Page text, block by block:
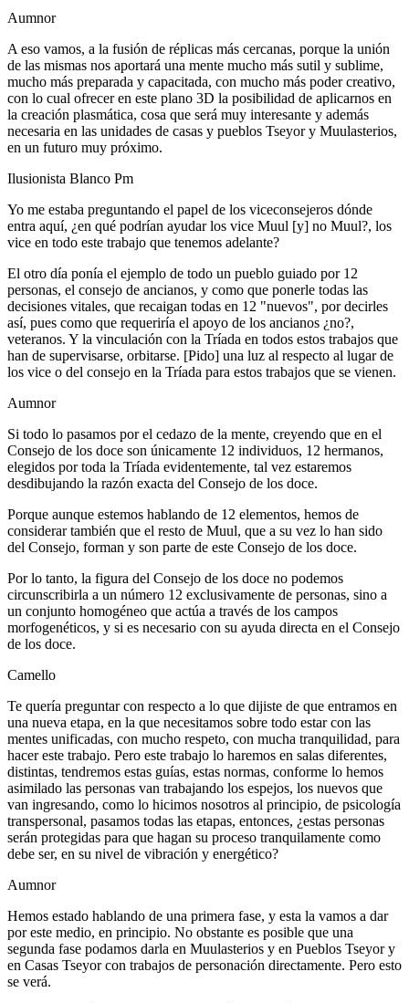
Aumnor
A eso vamos, a la fusión de réplicas más cercanas, porque la unión
de las mismas nos aportará una mente mucho más sutil y sublime,
mucho más preparada y capacitada, con mucho más poder creativo,
con lo cual ofrecer en este plano 3D la posibilidad de aplicarnos en
la creación plasmática, cosa que será muy interesante y además
necesaria en las unidades de casas y pueblos Tseyor y Muulasterios,
en un futuro muy próximo.
Ilusionista Blanco Pm
Yo me estaba preguntando el papel de los viceconsejeros dónde
entra aquí, ¿en qué podrían ayudar los vice Muul [y] no Muul?, los
vice en todo este trabajo que tenemos adelante?
El otro día ponía el ejemplo de todo un pueblo guiado por 12
personas, el consejo de ancianos, y como que ponerle todas las
decisiones vitales, que recaigan todas en 12 "nuevos", por decirles
así, pues como que requeriría el apoyo de los ancianos ¿no?,
veteranos. Y la vinculación con la Tríada en todos estos trabajos que
han de supervisarse, orbitarse. [Pido] una luz al respecto al lugar de
los vice o del consejo en la Tríada para estos trabajos que se vienen.
Aumnor
Si todo lo pasamos por el cedazo de la mente, creyendo que en el
Consejo de los doce son únicamente 12 individuos, 12 hermanos,
elegidos por toda la Tríada evidentemente, tal vez estaremos
desdibujando la razón exacta del Consejo de los doce.
Porque aunque estemos hablando de 12 elementos, hemos de
considerar también que el resto de Muul, que a su vez lo han sido
del Consejo, forman y son parte de este Consejo de los doce.
Por lo tanto, la figura del Consejo de los doce no podemos
circunscribirla a un número 12 exclusivamente de personas, sino a
un conjunto homogéneo que actúa a través de los campos
morfogenéticos, y si es necesario con su ayuda directa en el Consejo
de los doce.
Camello
Te quería preguntar con respecto a lo que dijiste de que entramos en
una nueva etapa, en la que necesitamos sobre todo estar con las
mentes unificadas, con mucho respeto, con mucha tranquilidad, para
hacer este trabajo. Pero este trabajo lo haremos en salas diferentes,
distintas, tendremos estas guías, estas normas, conforme lo hemos
asimilado las personas van trabajando los espejos, los nuevos que
van ingresando, como lo hicimos nosotros al principio, de psicología
transpersonal, pasamos todas las etapas, entonces, ¿estas personas
serán protegidas para que hagan su proceso tranquilamente como
debe ser, en su nivel de vibración y energético?
Aumnor
Hemos estado hablando de una primera fase, y esta la vamos a dar
por este medio, en principio. No obstante es posible que una
segunda fase podamos darla en Muulasterios y en Pueblos Tseyor y
en Casas Tseyor con trabajos de personación directamente. Pero esto
se verá.